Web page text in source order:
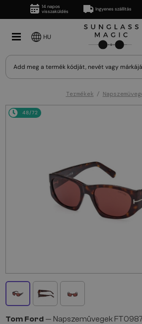
14 napos
visszaküldés
Ingyenes szállítás
HU
Termékek
48/72
Tom Ford — Napszemüvegek FT0987